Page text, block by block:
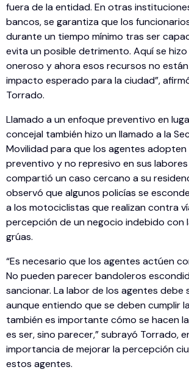
fuera de la entidad. En otras
bancos, se garantiza que los
durante un tiempo mínimo tras ser
evita un posible detrimento. Aquí se
oneroso y ahora esos recursos no
impacto esperado para la ciudad”,
Torrado.
Llamado a un enfoque preventivo en
concejal también hizo un llamado a la
Movilidad para que los agentes adopten
preventivo y no represivo en sus
compartió un caso cercano a su
observó que algunos policías se
a los motociclistas que realizan contra
percepción de un negocio indebido con
grúas.
“Es necesario que los agentes actúen
No pueden parecer bandoleros
sancionar. La labor de los agentes debe
aunque entiendo que se deben cumplir
también es importante cómo se hacen
es ser, sino parecer,” subrayó Torrado,
importancia de mejorar la percepción
estos agentes.